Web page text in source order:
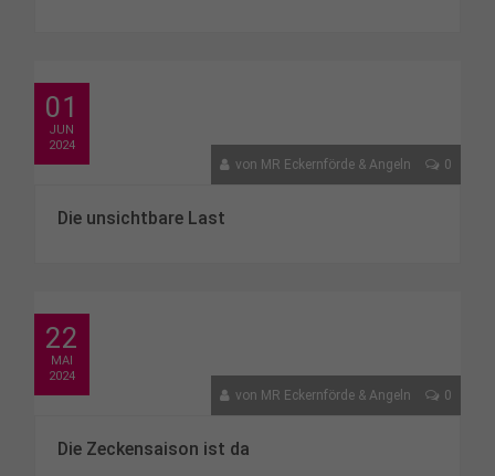
01
JUN
2024
von MR Eckernförde & Angeln 0
Die unsichtbare Last
22
MAI
2024
von MR Eckernförde & Angeln 0
Die Zeckensaison ist da